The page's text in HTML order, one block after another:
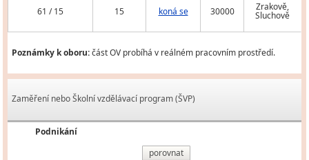
61 / 15 15 koná se 30000 Zrakově,
Sluchově
Poznámky k oboru:část OV probíhá v reálném pracovním prostředí.
Zaměření nebo Školní vzdělávací program (ŠVP)
Podnikání
porovnat